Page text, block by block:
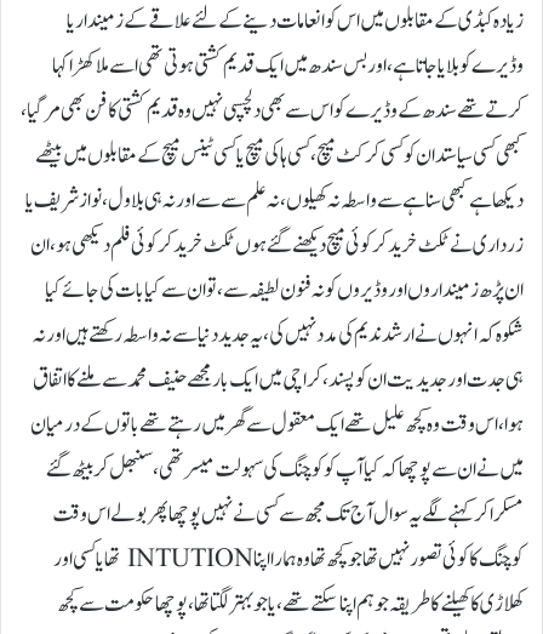
زیادہ کبڈی کے مقابلوں میں اس کو انعامات دینے کے لئے علاقے کے زمیندار یا
وڈیرے کو بلایا جاتا ہے، اور بس سندھ میں ایک قدیم کشتی ہوتی تھی اسے ملاکھڑا کہا
کرتے تھے سندھ کے وڈیرے کو اس سے بھی دلچسپی نہیں وہ قدیم کشتی کا فن بھی مر گیا،
کبھی کسی سیاستدان کو کسی کرکٹ میچ، کسی ہاکی میچ یا کسی ٹینس میچ کے مقابلوں میں بیٹھے
دیکھا ہے کبھی سنا ہے سے واسطہ نہ کھیلوں ، نہ علم سے سے اور نہ ہی بلاول، نواز شریف یا
زرداری نے ٹکٹ خرید کر کوئی میچ دیکھنے گئے ہوں ٹکٹ خرید کر کوئی فلم دیکھی ہو ، ان
ان پڑھ زمینداروں اور وڈیروں کو نہ فنون لطیفہ سے، تو ان سے کیا بات کی جائے کیا
شکوہ کہ انہوں نے ارشد ندیم کی مدد نہیں کی، یہ جدید دنیا سے نہ واسطہ رکھتے ہیں اور نہ
ہی جدت اور جدیدیت ان کو پسند ، کراچی میں ایک بار مجھے حنیف محمد سے ملنے کا اتفاق
ہوا، اس وقت وہ کچھ علیل تھے ایک معقول سے گھر میں رہتے تھے باتوں کے درمیان
میں نے ان سے پوچھا کہ کیا آپ کو کوچنگ کی سہولت میسر تھی، سنبھل کر بیٹھ گئے
مسکرا کر کہنے لگے یہ سوال آج تک مجھ سے کسی نے نہیں پوچھا پھر بولے اس وقت
کوچنگ کا کوئی تصور نہیں تھا جو کچھ تھا وہ ہمارا اپنا INTUTION تھا یا کسی اور
کھلاڑی کا کھیلنے کا طریقہ جو ہم اپنا سکتے تھے، یا جو بہتر لگتا تھا، پوچھا حکومت سے کچھ